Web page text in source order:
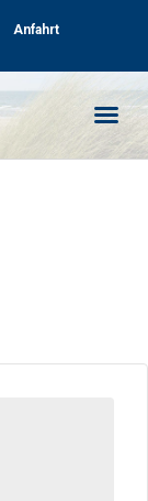
Anfahrt